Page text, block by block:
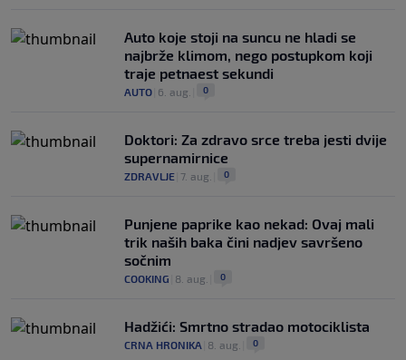
Auto koje stoji na suncu ne hladi se
najbrže klimom, nego postupkom koji
traje petnaest sekundi
AUTO 6. aug. 0
Doktori: Za zdravo srce treba jesti dvije
supernamirnice
ZDRAVLJE 7. aug. 0
Punjene paprike kao nekad: Ovaj mali
trik naših baka čini nadjev savršeno
sočnim
COOKING 8. aug. 0
Hadžići: Smrtno stradao motociklista
CRNA HRONIKA 8. aug. 0